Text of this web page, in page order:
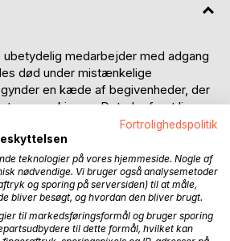
ubetydelig medarbejder med adgang
død under mistænkelige
en kæde af begivenheder, der
maskinrum. Det, der først ligner
viser sig at være forbundet med en
kaldet Skadebegrænsning. En
aktiveres, når systemet selv er i
får nys om sagen og opdager
at styre fortællingen, før den når
Fortrolighedspolitik
teknologier på vores hjemmeside. Nogle af
nødvendige. Vi bruger også analysemetoder
og sporing på serversiden) til at måle,
bliver besøgt, og hvordan den bliver brugt.
til markedsføringsformål og bruger sporing
til dette formål, hvilket kan